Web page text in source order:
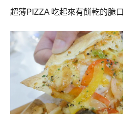
超薄PIZZA 吃起來有餅乾的脆口